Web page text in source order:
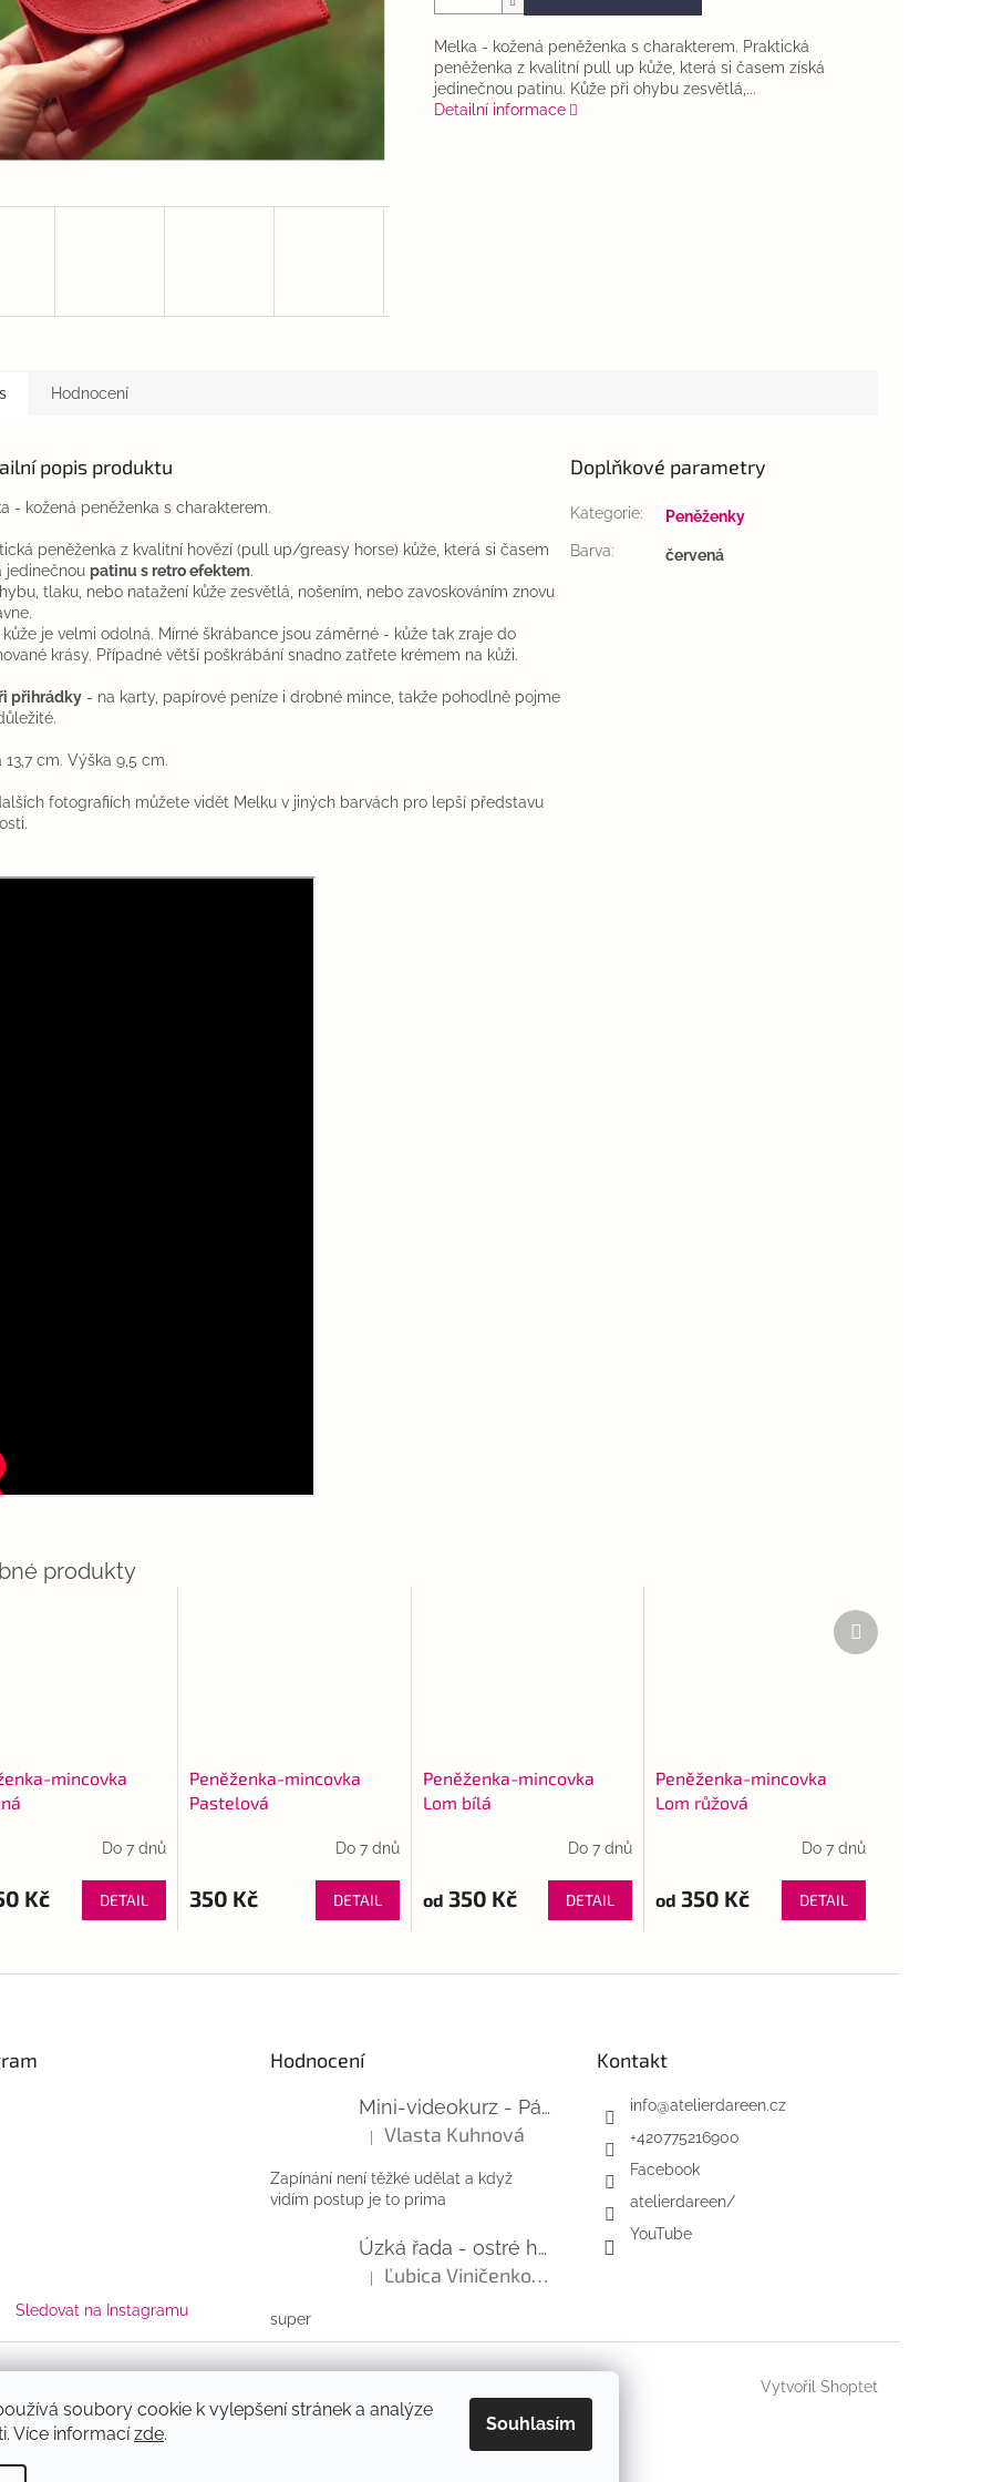
soubory cookie k vylepšení stránek a analýze
Více informacízde. Souhlasím
Melka - kožená peněženka s charakterem. Praktická
peněženka z kvalitní pull up kůže, která si časem získá
jedinečnou patinu. Kůže při ohybu zesvětlá,...
Detailní informace
Hodnocení
popis produktu
- kožená peněženka s charakterem.
peněženka z kvalitní hovězí (pull up/greasy horse) kůže, která si časem
jedinečnou patinu s retro efektem.
tlaku, nebo natažení kůže zesvětlá, nošením, nebo zavoskováním znovu
kůže je velmi odolná. Mírné škrábance jsou záměrné - kůže tak zraje do
krásy. Případné větší poškrábání snadno zatřete krémem na kůži.
přihrádky - na karty, papírové peníze i drobné mince, takže pohodlně pojme
13,7 cm. Výška 9,5 cm.
fotografiích můžete vidět Melku v jiných barvách pro lepší představu
Doplňkové parametry
Kategorie:
Peněženky
Barva: červená
mincovka
Do 7 dnů
Kč DETAIL
Peněženka-mincovka
Pastelová
Do 7 dnů
350 Kč DETAIL
Peněženka-mincovka
Lom bílá
Do 7 dnů
od 350 Kč DETAIL
Peněženka-mincovka
Lom růžová
Do 7 dnů
od 350 Kč DETAIL
Další
produkt
Sledovat na Instagramu
Hodnocení
Mini-videokurz - Pásky na suchý zip
Hodnocení produktu je 5 z 5 hvězdiček.
Vlasta Kuhnová
Zapínání není těžké udělat a když
vidím postup je to prima
Úzká řada - ostré hrany - barefoot
Hodnocení produktu je 5 z 5 hvězdiček.
Ľubica Viničenková
super
Kontakt
info@atelierdareen.cz
+420775216900
Facebook
atelierdareen/
YouTube
Vytvořil Shoptet